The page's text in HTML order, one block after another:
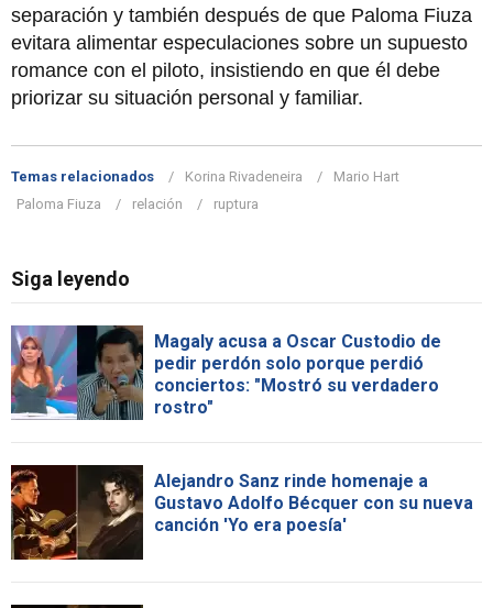
separación y también después de que Paloma Fiuza
evitara alimentar especulaciones sobre un supuesto
romance con el piloto, insistiendo en que él debe
priorizar su situación personal y familiar.
Temas relacionados Korina Rivadeneira
Mario Hart
Paloma Fiuza
relación ruptura
Siga leyendo
Magaly acusa a Oscar Custodio de
pedir perdón solo porque perdió
conciertos: "Mostró su verdadero
rostro"
Alejandro Sanz rinde homenaje a
Gustavo Adolfo Bécquer con su nueva
canción 'Yo era poesía'